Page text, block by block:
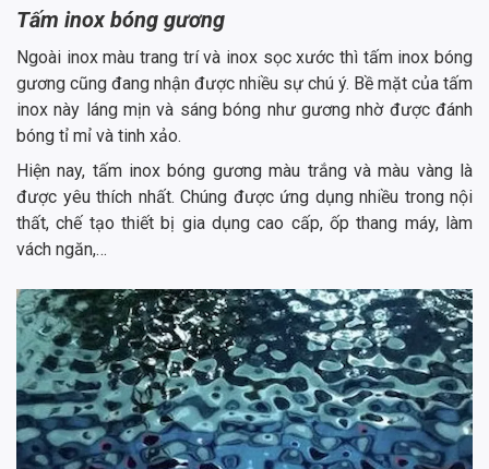
Tấm inox bóng gương
Ngoài inox màu trang trí và inox sọc xước thì tấm inox bóng
gương cũng đang nhận được nhiều sự chú ý. Bề mặt của tấm
inox này láng mịn và sáng bóng như gương nhờ được đánh
bóng tỉ mỉ và tinh xảo.
Hiện nay, tấm inox bóng gương màu trắng và màu vàng là
được yêu thích nhất. Chúng được ứng dụng nhiều trong nội
thất, chế tạo thiết bị gia dụng cao cấp, ốp thang máy, làm
vách ngăn,…